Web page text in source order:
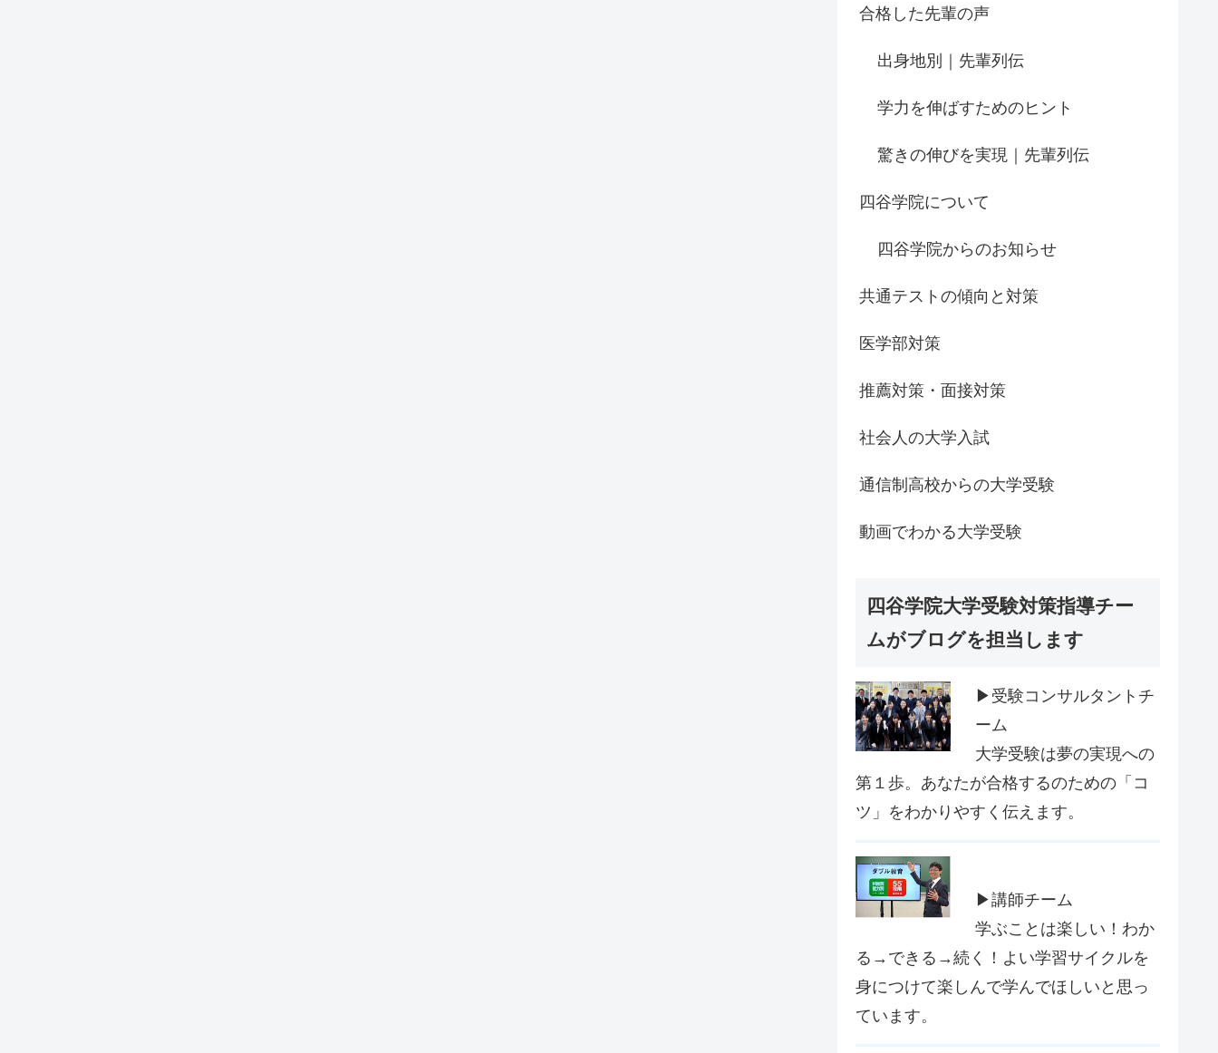
合格した先輩の声
出身地別｜先輩列伝
学力を伸ばすためのヒント
驚きの伸びを実現｜先輩列伝
四谷学院について
四谷学院からのお知らせ
共通テストの傾向と対策
医学部対策
推薦対策・面接対策
社会人の大学入試
通信制高校からの大学受験
動画でわかる大学受験
四谷学院大学受験対策指導チー
ムがブログを担当します
▶受験コンサルタントチ
ーム
大学受験は夢の実現への
第１歩。あなたが合格するのための「コ
ツ」をわかりやすく伝えます。
▶講師チーム
学ぶことは楽しい！わか
る→できる→続く！よい学習サイクルを
身につけて楽しんで学んでほしいと思っ
ています。